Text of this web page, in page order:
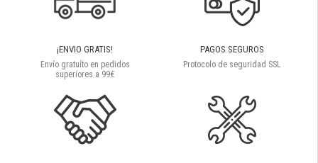
¡ENVIO GRATIS!
Envío gratuíto en pedidos
superiores a 99€
PAGOS SEGUROS
Protocolo de seguridad SSL